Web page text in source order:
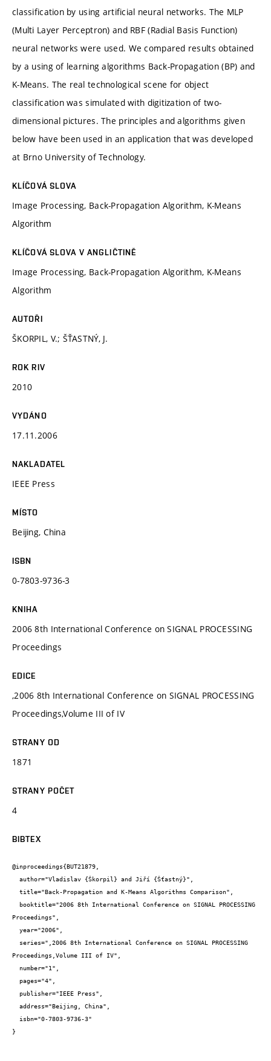
classification by using artificial neural networks. The MLP
(Multi Layer Perceptron) and RBF (Radial Basis Function)
neural networks were used. We compared results obtained
by a using of learning algorithms Back-Propagation (BP) and
K-Means. The real technological scene for object
classification was simulated with digitization of two-
dimensional pictures. The principles and algorithms given
below have been used in an application that was developed
at Brno University of Technology.
KLÍČOVÁ SLOVA
Image Processing, Back-Propagation Algorithm, K-Means
Algorithm
KLÍČOVÁ SLOVA V ANGLIČTINĚ
Image Processing, Back-Propagation Algorithm, K-Means
Algorithm
AUTOŘI
ŠKORPIL, V.; ŠŤASTNÝ, J.
ROK RIV
2010
VYDÁNO
17.11.2006
NAKLADATEL
IEEE Press
MÍSTO
Beijing, China
ISBN
0-7803-9736-3
KNIHA
2006 8th International Conference on SIGNAL PROCESSING
Proceedings
EDICE
,2006 8th International Conference on SIGNAL PROCESSING
Proceedings,Volume III of IV
STRANY OD
1871
STRANY POČET
4
BIBTEX
@inproceedings{BUT21879,
Proceedings",
Proceedings,Volume III of IV",
}